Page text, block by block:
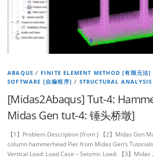
ABAQUS / FINITE ELEMENT METHOD [有限元法]
SOFTWARE [自编程序] / STRUCTURAL
[Midas2Abaqus] Tut-4:
Midas Gen tut-4: 锤头桥墩]
【1】Problem Description (from ) 【2】Midas Gen
column hammerhead Pier from Midas Gen’s
Vertical Load: Load Case – Seismic Load: 【3】Midas